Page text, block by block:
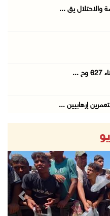
والاحتلال يق ...
...
الفارعة
رام الله
إذنا غرب الخلي ...